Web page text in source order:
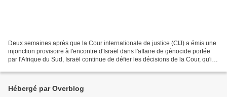
Deux semaines après que la Cour internationale de justice (CIJ) a émis une
injonction provisoire à l'encontre d'Israël dans l'affaire de génocide portée
par l'Afrique du Sud, Israël continue de défier les décisions de la Cour, qu'il
Hébergé par Overblog